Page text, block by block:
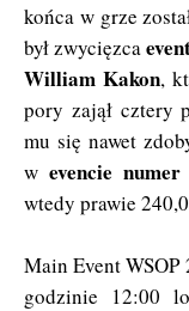
końca w grze
był zwycięzca
William Kakon,
pory zajął cztery
mu się nawet
w evencie
wtedy prawie
Main Event
godzinie 12:00